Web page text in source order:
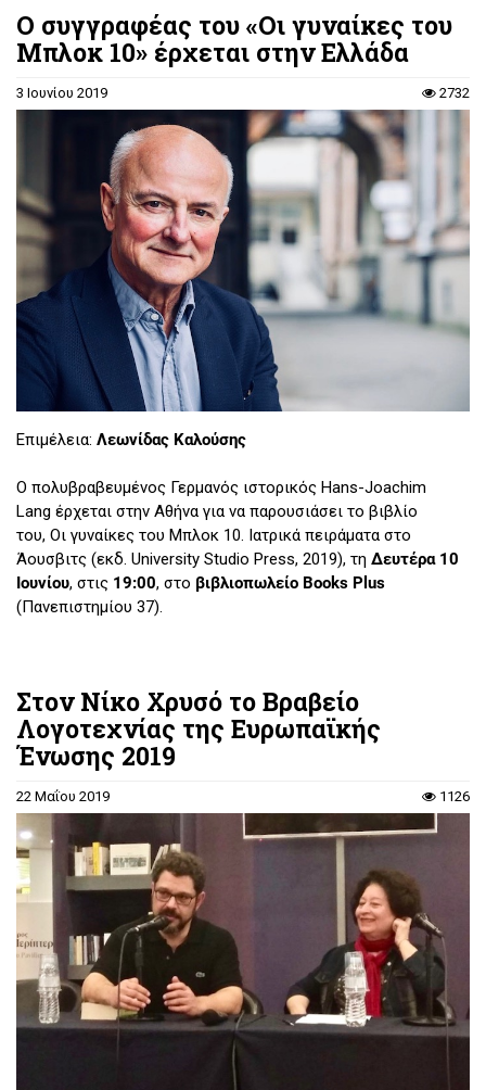
Ο συγγραφέας του «Οι γυναίκες του
Μπλοκ 10» έρχεται στην Ελλάδα
3 Ιουνίου 2019 2732
Επιμέλεια: Λεωνίδας Καλούσης
Ο πολυβραβευμένος Γερμανός ιστορικός Hans-Joachim
Lang έρχεται στην Αθήνα για να παρουσιάσει το βιβλίο
του, Οι γυναίκες του Μπλοκ 10. Ιατρικά πειράματα στο
Άουσβιτς (εκδ. University Studio Press, 2019), τη Δευτέρα 10
Ιουνίου, στις 19:00, στο βιβλιοπωλείο Books Plus
(Πανεπιστημίου 37).
Στον Νίκο Χρυσό το Βραβείο
Λογοτεχνίας της Ευρωπαϊκής
Ένωσης 2019
22 Μαΐου 2019 1126